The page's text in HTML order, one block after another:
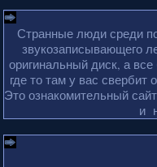
Странные люди среди
звукозаписывающего
оригинальный диск, а
где то там у вас свербит
Это ознакомительный
и